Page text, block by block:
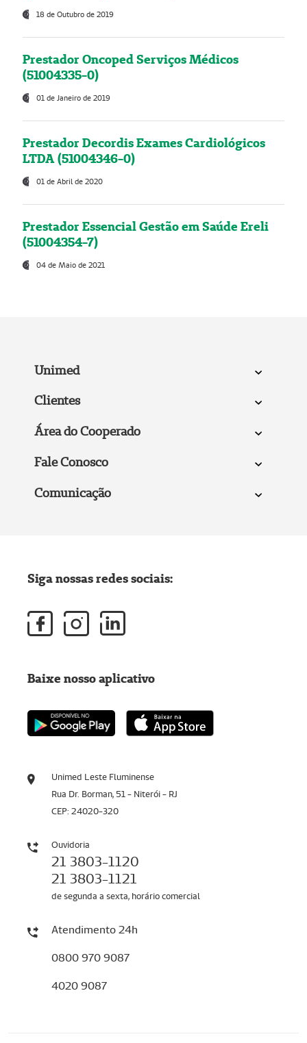
18 de Outubro de 2019
Prestador Oncoped Serviços Médicos
(51004335-0)
01 de Janeiro de 2019
Prestador Decordis Exames Cardiológicos
LTDA (51004346-0)
01 de Abril de 2020
Prestador Essencial Gestão em Saúde Ereli
(51004354-7)
04 de Maio de 2021
Unimed
Clientes
Área do Cooperado
Fale Conosco
Comunicação
Unimed Leste Fluminense
Rua Dr. Borman, 51 - Niterói - RJ
CEP: 24020-320
Ouvidoria
21 3803-1120
21 3803-1121
de segunda a sexta, horário comercial
Atendimento 24h
0800 970 9087
4020 9087
Siga nossas redes sociais:
Baixe nosso aplicativo